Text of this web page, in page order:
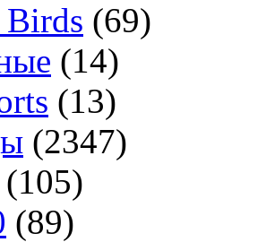
(69)
(14)
(13)
(2347)
(105)
(89)